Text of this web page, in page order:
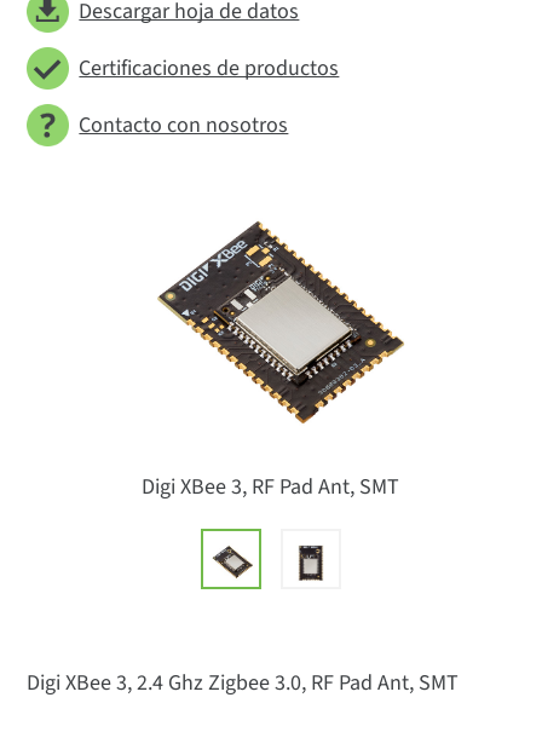
Digi XBee 3, RF Pad Ant, SMT
Descargar hoja de datos
Certificaciones de productos
Contacto con nosotros
Digi XBee 3, 2.4 Ghz Zigbee 3.0, RF Pad Ant, SMT